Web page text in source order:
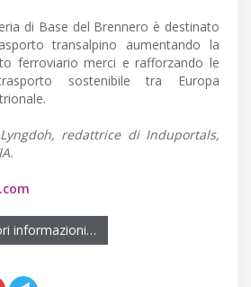
di Base del Brennero è destinato
transalpino aumentando la
ferroviario merci e rafforzando le
sostenibile tra Europa
redattrice di Induportals,
informazioni…